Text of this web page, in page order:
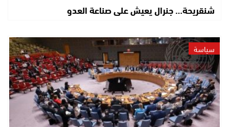
شنقريحة… جنرال يعيش على صناعة العدو
سياسة